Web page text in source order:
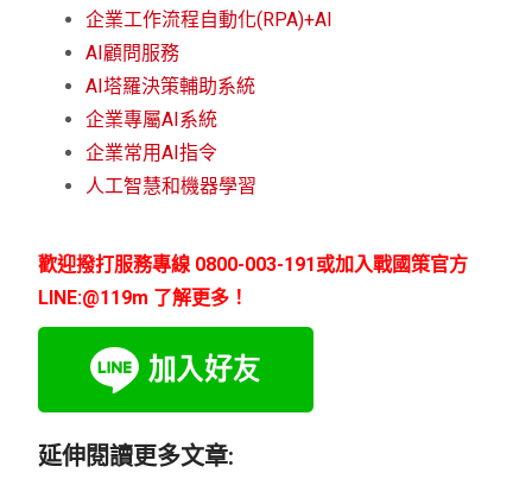
企業工作流程自動化(RPA)+AI
AI顧問服務
AI塔羅決策輔助系統
企業專屬AI系統
企業常用AI指令
人工智慧和機器學習
歡迎撥打服務專線 0800-003-191或加入戰國策官方
LINE:@119m 了解更多！
延伸閱讀更多文章: